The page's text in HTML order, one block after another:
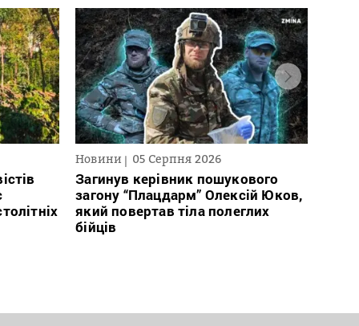
Новини 05 Серпня 2026
Загинув керівник пошукового
загону “Плацдарм” Олексій Юков,
який повертав тіла полеглих
бійців